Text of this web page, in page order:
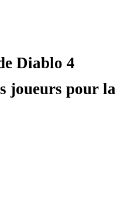
Diablo 4
joueurs pour la